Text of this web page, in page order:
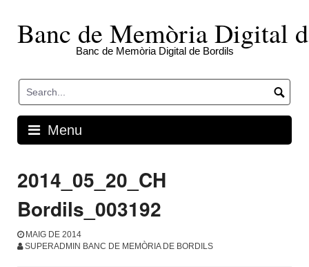
contentBanc de Memòria Digital
Banc de Memòria Digital de Bordils
Menu
2014_05_20_CH
Bordils_003192
MAIG DE 2014
SUPERADMIN BANC DE MEMÒRIA DE BORDILS